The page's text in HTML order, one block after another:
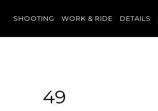
SHOOTING WORK & RIDE DETAILS
49